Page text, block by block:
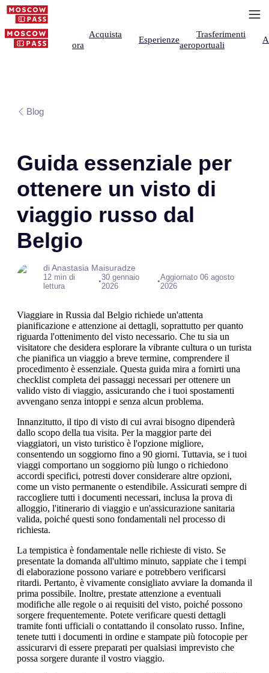
Acquista
ora
Esperienze
Trasferimenti
aeroportuali
Blog
Guida essenziale per
ottenere un visto di
viaggio russo dal
Belgio
di Anastasia Maisuradze
12 min di
lettura
•30 gennaio
2026
•Aggiornato 06 agosto
2026
Viaggiare in Russia dal Belgio richiede un'attenta
pianificazione e attenzione ai dettagli, soprattutto per quanto
riguarda l'ottenimento del visto necessario. Che tu sia un
visitatore che desidera esplorare la vibrante cultura o un turista
che pianifica un viaggio a breve termine, comprendere il
procedimento è essenziale. Questa guida mira a fornirti una
checklist completa dei passaggi necessari per ottenere un
valido visto di viaggio, assicurando che i tuoi spostamenti
avvengano senza intoppi e senza alcun problema.
Innanzitutto, il tipo di visto di cui avrai bisogno dipenderà
dallo scopo della tua visita. Per la maggior parte dei
viaggiatori, un visto turistico è l'opzione migliore,
consentendo un soggiorno fino a 90 giorni. Tuttavia, se i tuoi
viaggi comportano un soggiorno più lungo o richiedono
accordi specifici, potresti dover considerare altre opzioni,
come un visto permanente o estendibile. Assicurati sempre di
raccogliere tutti i documenti necessari, inclusa la prova di
alloggio, l'itinerario di viaggio e un'assicurazione sanitaria
valida, poiché questi sono fondamentali nel processo di
richiesta.
La tempistica è fondamentale nelle richieste di visto. Se
presentate la domanda all'ultimo minuto, sappiate che i tempi
di elaborazione possono variare e potrebbero verificarsi
ritardi. Pertanto, è vivamente consigliato avviare la domanda il
prima possibile. Inoltre, prestate attenzione a eventuali
modifiche alle regole o ai requisiti del visto, poiché possono
sorgere frequentemente. Potete verificare questi dettagli
tramite fonti ufficiali o contattando il consolato russo. Infine,
tenete tutti i documenti in ordine e stampate più fotocopie per
assicurarvi di essere preparati per qualsiasi imprevisto che
possa sorgere durante il vostro viaggio.